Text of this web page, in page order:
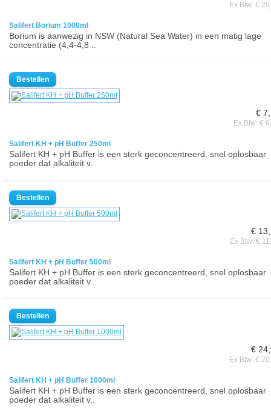
Ex Btw: €
Salifert Borium 1000ml
Borium is aanwezig in NSW (Natural Sea Water) in een matig lage
concentratie (4,4-4,8 ..
€
Ex Btw: €
Salifert KH + pH Buffer 250ml
Salifert KH + pH Buffer is een sterk geconcentreerd, snel oplosbaar
poeder dat alkaliteit v..
€
Ex Btw: €
Salifert KH + pH Buffer 500ml
Salifert KH + pH Buffer is een sterk geconcentreerd, snel oplosbaar
poeder dat alkaliteit v..
€
Ex Btw: €
Salifert KH + pH Buffer 1000ml
Salifert KH + pH Buffer is een sterk geconcentreerd, snel oplosbaar
poeder dat alkaliteit v..